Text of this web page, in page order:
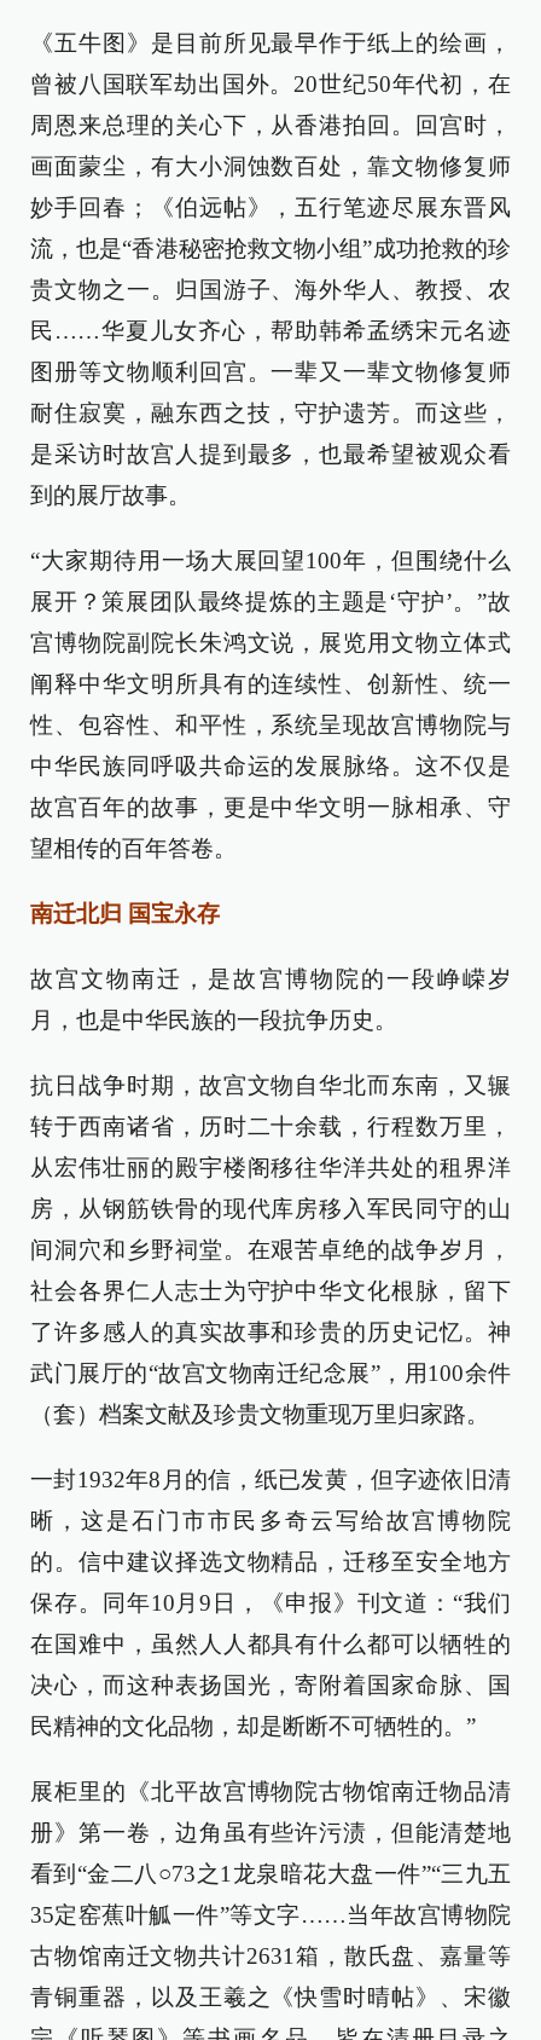
《五牛图》是目前所见最早作于纸上的绘画，
曾被八国联军劫出国外。20世纪50年代初，在
周恩来总理的关心下，从香港拍回。回宫时，
画面蒙尘，有大小洞蚀数百处，靠文物修复师
妙手回春；《伯远帖》，五行笔迹尽展东晋风
流，也是“香港秘密抢救文物小组”成功抢救的珍
贵文物之一。归国游子、海外华人、教授、农
民……华夏儿女齐心，帮助韩希孟绣宋元名迹
图册等文物顺利回宫。一辈又一辈文物修复师
耐住寂寞，融东西之技，守护遗芳。而这些，
是采访时故宫人提到最多，也最希望被观众看
到的展厅故事。
“大家期待用一场大展回望100年，但围绕什么
展开？策展团队最终提炼的主题是‘守护’。”故
宫博物院副院长朱鸿文说，展览用文物立体式
阐释中华文明所具有的连续性、创新性、统一
性、包容性、和平性，系统呈现故宫博物院与
中华民族同呼吸共命运的发展脉络。这不仅是
故宫百年的故事，更是中华文明一脉相承、守
望相传的百年答卷。
南迁北归 国宝永存
故宫文物南迁，是故宫博物院的一段峥嵘岁
月，也是中华民族的一段抗争历史。
抗日战争时期，故宫文物自华北而东南，又辗
转于西南诸省，历时二十余载，行程数万里，
从宏伟壮丽的殿宇楼阁移往华洋共处的租界洋
房，从钢筋铁骨的现代库房移入军民同守的山
间洞穴和乡野祠堂。在艰苦卓绝的战争岁月，
社会各界仁人志士为守护中华文化根脉，留下
了许多感人的真实故事和珍贵的历史记忆。神
武门展厅的“故宫文物南迁纪念展”，用100余件
（套）档案文献及珍贵文物重现万里归家路。
一封1932年8月的信，纸已发黄，但字迹依旧清
晰，这是石门市市民多奇云写给故宫博物院
的。信中建议择选文物精品，迁移至安全地方
保存。同年10月9日，《申报》刊文道：“我们
在国难中，虽然人人都具有什么都可以牺牲的
决心，而这种表扬国光，寄附着国家命脉、国
民精神的文化品物，却是断断不可牺牲的。”
展柜里的《北平故宫博物院古物馆南迁物品清
册》第一卷，边角虽有些许污渍，但能清楚地
看到“金二八○73之1龙泉暗花大盘一件”“三九五
35定窑蕉叶觚一件”等文字……当年故宫博物院
古物馆南迁文物共计2631箱，散氏盘、嘉量等
青铜重器，以及王羲之《快雪时晴帖》、宋徽